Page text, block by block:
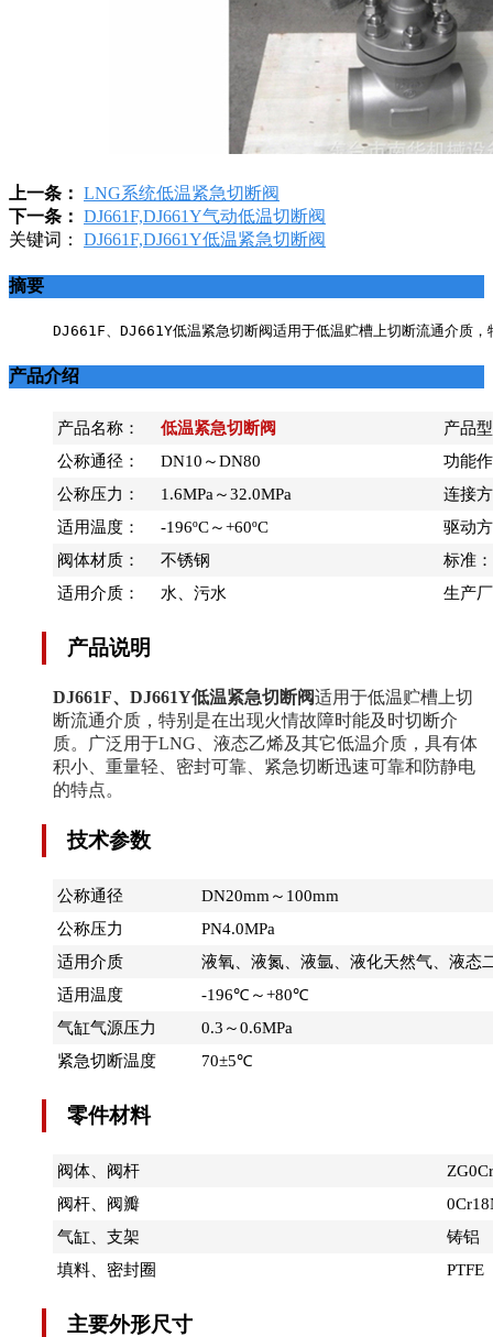
上一条： LNG系统低温紧急切断阀
下一条： DJ661F,DJ661Y气动低温切断阀
关键词： DJ661F,DJ661Y低温紧急切断阀
摘要
DJ661F、DJ661Y低温紧急切断阀适用于低温贮槽上切断流通介质
产品介绍
产品名称： 低温紧急切断阀
产品
公称通径：
DN10～DN80
功能
公称压力：
1.6MPa～32.0MPa
连接
适用温度：
-196ºC～+60ºC
驱动
阀体材质：
不锈钢
标准：
适用介质：
水、污水 生产
产品说明
DJ661F、DJ661Y低温紧急切断阀适用于低温贮槽上切
断流通介质，特别是在出现火情故障时能及时切断介
质。广泛用于LNG、液态乙烯及其它低温介质，具有体
积小、重量轻、密封可靠、紧急切断迅速可靠和防静电
的特点。
技术参数
公称通径
DN20mm～100mm
公称压力
PN4.0MPa
适用介质
液氧、液氮、液氩、液化天然气、液态
适用温度
-196℃～+80℃
气缸气源压力
0.3～0.6MPa
紧急切断温度
70±5℃
零件材料
阀体、阀杆
阀杆、阀瓣
气缸、支架
铸铝
填料、密封圈
PTFE
主要外形尺寸